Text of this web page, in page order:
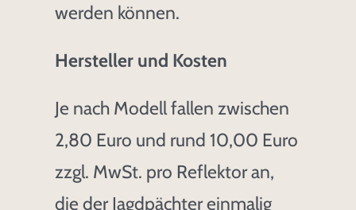
werden können.
Hersteller und Kosten
Je nach Modell fallen zwischen
2,80 Euro und rund 10,00 Euro
zzgl. MwSt. pro Reflektor an,
die der Jagdpächter einmalig